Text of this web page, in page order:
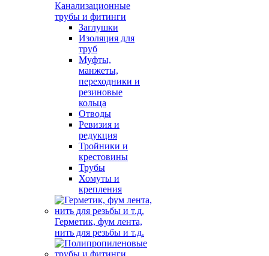
Канализационные
трубы и фитинги
Заглушки
Изоляция для
труб
Муфты,
манжеты,
переходники и
резиновые
кольца
Отводы
Ревизия и
редукция
Тройники и
крестовины
Трубы
Хомуты и
крепления
Герметик, фум лента,
нить для резьбы и т.д.